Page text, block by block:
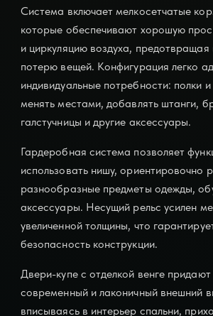
Система включает мелкосетчатые
которые обеспечивают хорошую
и циркуляцию воздуха,
потерю вещей. Конфигурация легко
индивидуальные потребности: полки
менять местами, добавлять штанги,
галстучницы и другие аксессуары.
Гардеробная система позволяет
использовать нишу, ориентировочно
разнообразные предметы одежды,
аксессуары. Несущий рельс усилен
увеличенной толщины, что
безопасность конструкции.
Двери-купе с отделкой венге
современный и лаконичный внешний
вписываясь в интерьер спальни,